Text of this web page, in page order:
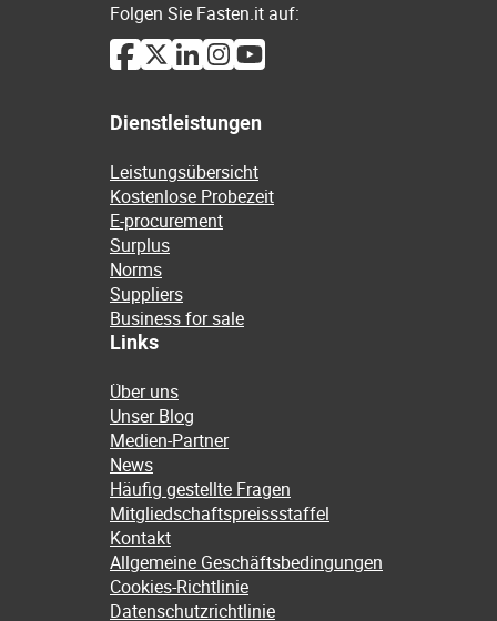
Folgen Sie Fasten.it auf:
Dienstleistungen
Leistungsübersicht
Kostenlose Probezeit
E-procurement
Surplus
Norms
Suppliers
Business for sale
Links
Über uns
Unser Blog
Medien-Partner
News
Häufig gestellte Fragen
Mitgliedschaftspreissstaffel
Kontakt
Allgemeine Geschäftsbedingungen
Cookies-Richtlinie
Datenschutzrichtlinie